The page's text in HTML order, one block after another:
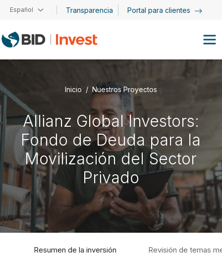
Pasar al contenido principal
Español Transparencia Portal para clientes
Inicio Nuestros Proyectos
Allianz Global Investors:
Fondo de Deuda para la
Movilización del Sector
Privado
Resumen de la inversión Revisión de temas